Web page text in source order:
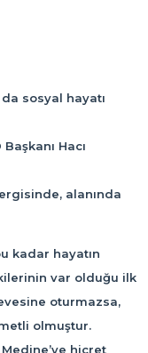
da sosyal hayatı
Hacı
alanında
kadar hayatın
var olduğu ilk
oturmazsa,
olmuştur.
hicret